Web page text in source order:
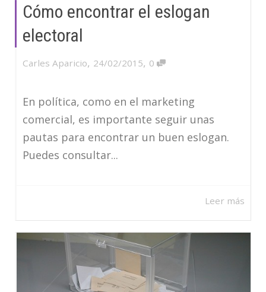
Cómo encontrar el eslogan
electoral
Carles Aparicio, 24/02/2015, 0
En política, como en el marketing
comercial, es importante seguir unas
pautas para encontrar un buen eslogan.
Puedes consultar...
Leer más